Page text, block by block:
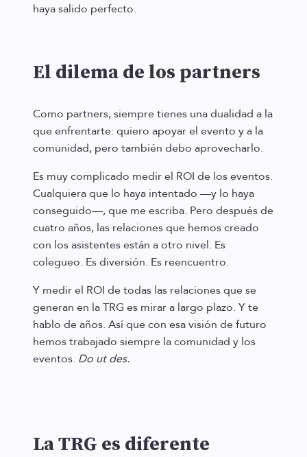
haya salido perfecto.
El dilema de los partners
Como partners, siempre tienes una dualidad a la
que enfrentarte: quiero apoyar el evento y a la
comunidad, pero también debo aprovecharlo.
Es muy complicado medir el ROI de los eventos.
Cualquiera que lo haya intentado —y lo haya
conseguido—, que me escriba. Pero después de
cuatro años, las relaciones que hemos creado
con los asistentes están a otro nivel. Es
colegueo. Es diversión. Es reencuentro.
Y medir el ROI de todas las relaciones que se
generan en la TRG es mirar a largo plazo. Y te
hablo de años. Así que con esa visión de futuro
hemos trabajado siempre la comunidad y los
eventos. Do ut des.
La TRG es diferente